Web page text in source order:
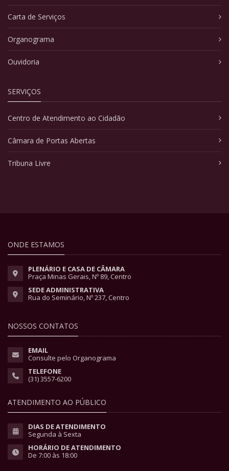
Carta de Serviços
Organograma
Ouvidoria
SERVIÇOS
Centro de Atendimento ao Cidadão
Câmara de Portas Abertas
Tribuna Livre
ONDE ESTAMOS
PLENÁRIO E CASA DE CÂMARA
Praça Minas Gerais, Nº 89, Centro
SEDE ADMINISTRATIVA
Rua do Seminário, Nº 237, Centro
NOSSOS CONTATOS
EMAIL
Consulte pelo Organograma
TELEFONE
(31) 3557-6200
ATENDIMENTO AO PÚBLICO
DIAS DE ATENDIMENTO
Segunda à Sexta
HORÁRIO DE ATENDIMENTO
De 7:00 às 18:00